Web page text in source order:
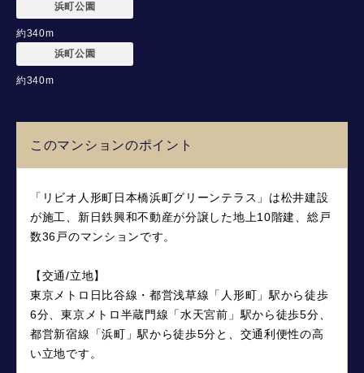
浜町公園
約340m
浜町公園
約340m
このマンションのポイント
「リビオ人形町日本橋浜町グリーンテラス」は松井建設
が施工、新日鉄興和不動産が分譲した地上10階建、総戸
数36戸のマンションです。
【交通/立地】
東京メトロ日比谷線・都営浅草線「人形町」駅から徒歩
6分、東京メトロ半蔵門線「水天宮前」駅から徒歩5分、
都営新宿線「浜町」駅から徒歩5分と、交通利便性の高
い立地です。